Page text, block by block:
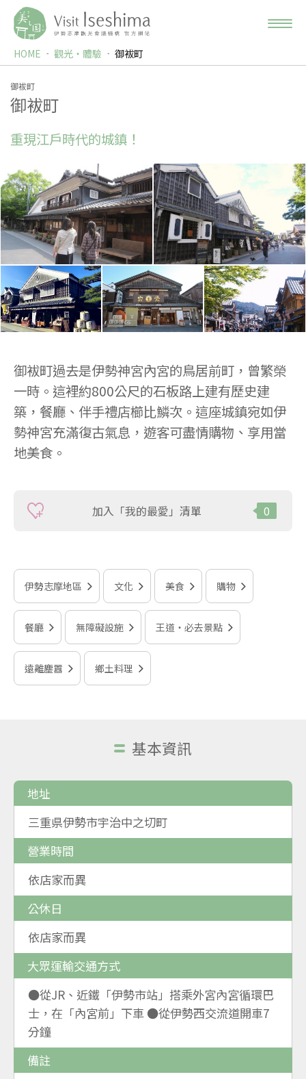
HOME 觀光‧體驗 御袚町
御袚町
御袚町
重現江戶時代的城鎮！
御袚町過去是伊勢神宮內宮的鳥居前町，曾繁榮
一時。這裡約800公尺的石板路上建有歷史建
築，餐廳、伴手禮店櫛比鱗次。這座城鎮宛如伊
勢神宮充滿復古氣息，遊客可盡情購物、享用當
地美食。
加入「我的最愛」清單 0
伊勢志摩地區 文化 美食 購物
餐廳 無障礙設施 王道‧必去景點
遠離塵囂 鄉土料理
基本資訊
地址
三重県伊勢市宇治中之切町
營業時間
依店家而異
公休日
依店家而異
大眾運輸交通方式
●從JR、近鐵「伊勢市站」搭乘外宮內宮循環巴
士，在「內宮前」下車 ●從伊勢西交流道開車7
分鐘
備註